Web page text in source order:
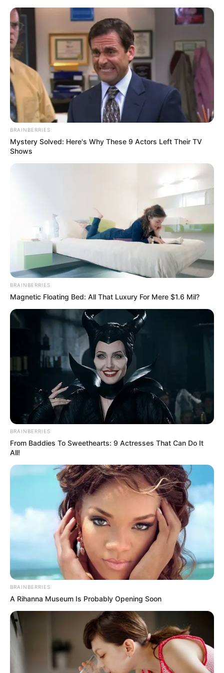
Перейти
вмісту
Groza-news.info
Громада Закарпаття
Олексій Петров: Якщо депутати
проголосують за мою відставку у
законний спосіб, я спускаюся у
сесійну залу і працюю далі зі
своєю фракцією…
ЛИС 5, 2021
Голова Закарпатської облради Олексій Петров, за
відставку якого 28 жовтня проголосували 35
депутатів, засідання сесій обласної ради і 28 жовтня,
і 4 листопада називає незаконнними. Каже: протягом
двох днів перебуває у відпустці, тому виконувачем
BRAINBERRIES
Mystery Solved: Here's Why These 9 Actors Left Their TV
Shows
BRAINBERRIES
Magnetic Floating Bed: All That Luxury For Mere $1.6 Mil?
BRAINBERRIES
From Baddies To Sweethearts: 9 Actresses That Can Do It
All!
BRAINBERRIES
A Rihanna Museum Is Probably Opening Soon